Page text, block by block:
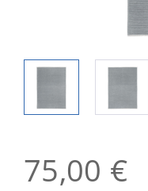
75,00 €